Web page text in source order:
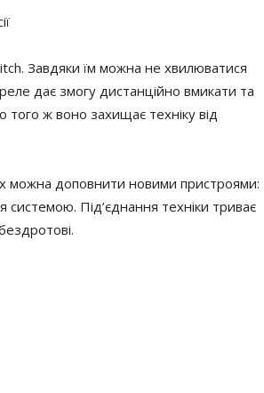
Завдяки їм можна не хвилюватися
дає змогу дистанційно вмикати та
того ж воно захищає техніку від
можна доповнити новими пристроями:
Під’єднання техніки триває